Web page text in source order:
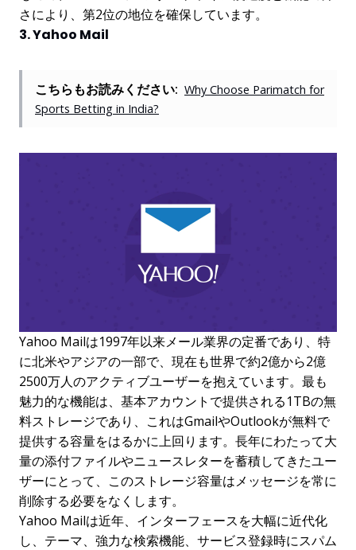
さにより、第2位の地位を確保しています。
3. Yahoo Mail
こちらもお読みください: Why Choose Parimatch for
Sports Betting in India?
Yahoo Mailは1997年以来メール業界の定番であり、特
に北米やアジアの一部で、現在も世界で約2億から2億
2500万人のアクティブユーザーを抱えています。最も
魅力的な機能は、基本アカウントで提供される1TBの無
料ストレージであり、これはGmailやOutlookが無料で
提供する容量をはるかに上回ります。長年にわたって大
量の添付ファイルやニュースレターを蓄積してきたユー
ザーにとって、このストレージ容量はメッセージを常に
削除する必要をなくします。
Yahoo Mailは近年、インターフェースを大幅に近代化
し、テーマ、強力な検索機能、サービス登録時にスパム